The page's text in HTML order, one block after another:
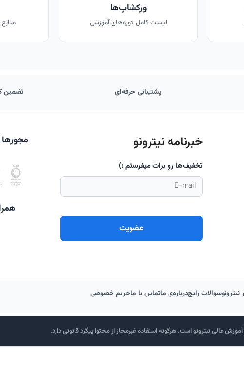
ورکشاپ‌ها
لیست کامل دوره‌های آموزشی
پشتیبانی حرفه‌ای تضمین
خبرنامه نیترونو
تخفیف‌ها رو برات میفرستم :)
مجوزها
سوالات رایجدرباره‌‌ی ماتماس با ماحریم خصوصی
عالی نیترونو است. هرگونه استفاده غیرمجاز از محتوا پیگرد قانونی دارد.